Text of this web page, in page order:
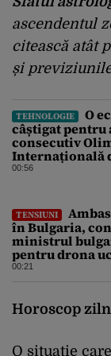
ascendentul
citească atât
și
TEHNOLOGIE
O
câștigat pentru
consecutiv
Internațională
medalii din aur
00:56
TENSIUNI
în Bulgaria,
ministrul
pentru drona
prăbușită în
00:21
Horoscop
O situație